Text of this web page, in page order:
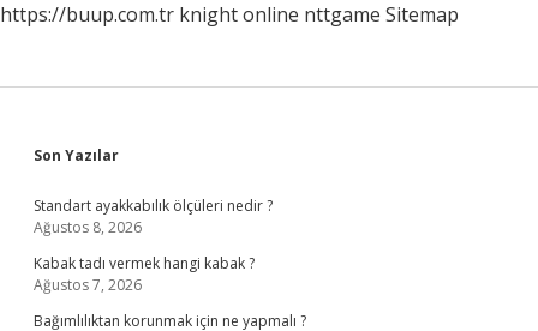
https://buup.com.tr knight online nttgame Sitemap
Sidebar
Son Yazılar
Standart ayakkabılık ölçüleri nedir ?
Ağustos 8, 2026
Kabak tadı vermek hangi kabak ?
Ağustos 7, 2026
Bağımlılıktan korunmak için ne yapmalı ?